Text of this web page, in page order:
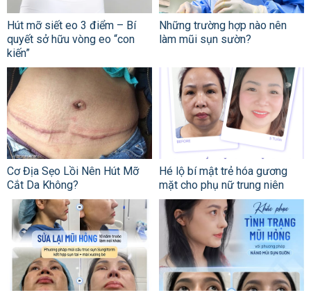
Hút mỡ siết eo 3 điểm – Bí
quyết sở hữu vòng eo “con
kiến”
Những trường hợp nào nên
làm mũi sụn sườn?
Cơ Địa Sẹo Lồi Nên Hút Mỡ
Cắt Da Không?
Hé lộ bí mật trẻ hóa gương
mặt cho phụ nữ trung niên